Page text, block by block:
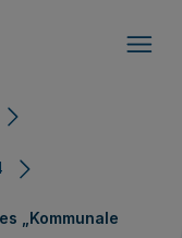
„Kommunale